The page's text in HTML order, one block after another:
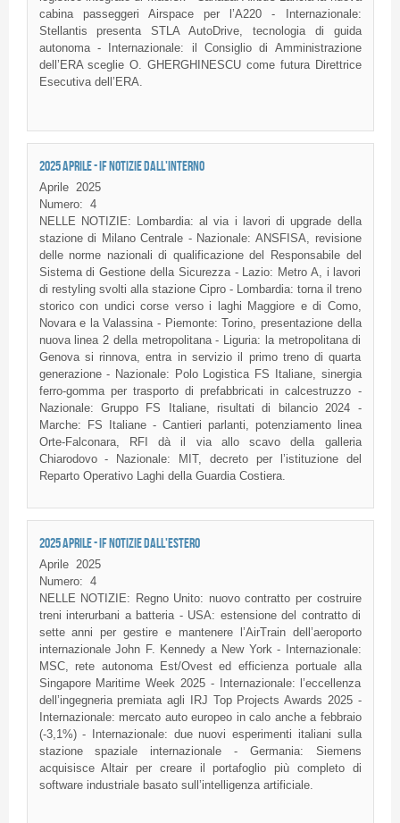
cabina passeggeri Airspace per l’A220 - Internazionale:
Stellantis presenta STLA AutoDrive, tecnologia di guida
autonoma - Internazionale: il Consiglio di Amministrazione
dell’ERA sceglie O. GHERGHINESCU come futura Direttrice
Esecutiva dell’ERA.
2025 APRILE - IF NOTIZIE DALL'INTERNO
Aprile
2025
Numero: 4
NELLE NOTIZIE: Lombardia: al via i lavori di upgrade della
stazione di Milano Centrale - Nazionale: ANSFISA, revisione
delle norme nazionali di qualificazione del Responsabile del
Sistema di Gestione della Sicurezza - Lazio: Metro A, i lavori
di restyling svolti alla stazione Cipro - Lombardia: torna il treno
storico con undici corse verso i laghi Maggiore e di Como,
Novara e la Valassina - Piemonte: Torino, presentazione della
nuova linea 2 della metropolitana - Liguria: la metropolitana di
Genova si rinnova, entra in servizio il primo treno di quarta
generazione - Nazionale: Polo Logistica FS Italiane, sinergia
ferro-gomma per trasporto di prefabbricati in calcestruzzo -
Nazionale: Gruppo FS Italiane, risultati di bilancio 2024 -
Marche: FS Italiane - Cantieri parlanti, potenziamento linea
Orte-Falconara, RFI dà il via allo scavo della galleria
Chiarodovo - Nazionale: MIT, decreto per l’istituzione del
Reparto Operativo Laghi della Guardia Costiera.
2025 APRILE - IF NOTIZIE DALL'ESTERO
Aprile
2025
Numero: 4
NELLE NOTIZIE: Regno Unito: nuovo contratto per costruire
treni interurbani a batteria - USA: estensione del contratto di
sette anni per gestire e mantenere l’AirTrain dell’aeroporto
internazionale John F. Kennedy a New York - Internazionale:
MSC, rete autonoma Est/Ovest ed efficienza portuale alla
Singapore Maritime Week 2025 - Internazionale: l’eccellenza
dell’ingegneria premiata agli IRJ Top Projects Awards 2025 -
Internazionale: mercato auto europeo in calo anche a febbraio
(-3,1%) - Internazionale: due nuovi esperimenti italiani sulla
stazione spaziale internazionale - Germania: Siemens
acquisisce Altair per creare il portafoglio più completo di
software industriale basato sull’intelligenza artificiale.